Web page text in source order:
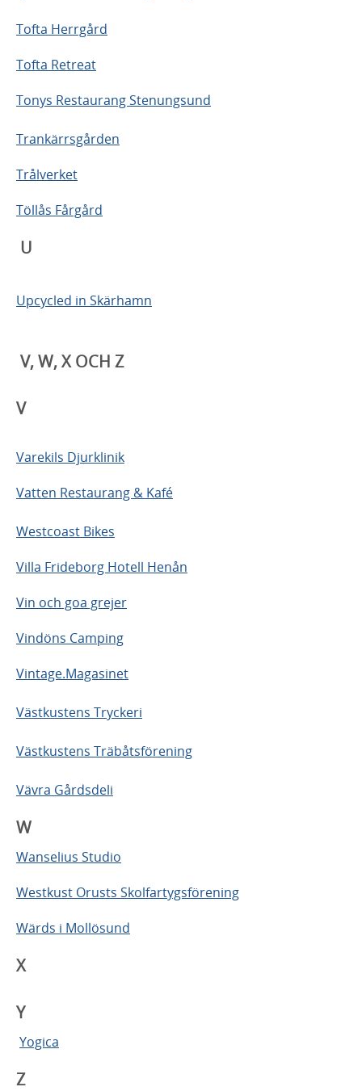
Tofta Herrgård
Tofta Retreat
Tonys Restaurang Stenungsund
Trankärrsgården
Trålverket
Töllås Fårgård
U
Upcycled in Skärhamn
V, W, X OCH Z
V
Varekils Djurklinik
Vatten Restaurang & Kafé
Westcoast Bikes
Villa Frideborg Hotell Henån
Vin och goa grejer
Vindöns Camping
Vintage.Magasinet
Västkustens Tryckeri
Västkustens Träbåtsförening
Vävra Gårdsdeli
W
Wanselius Studio
Westkust Orusts Skolfartygsförening
Wärds i Mollösund
X
Y
Yogica
Z